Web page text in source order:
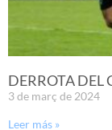
DERROTA DEL
3 de març de 2024
Leer más »